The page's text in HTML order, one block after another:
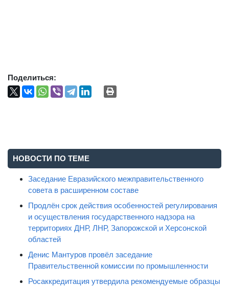
Поделиться:
НОВОСТИ ПО ТЕМЕ
Заседание Евразийского межправительственного
совета в расширенном составе
Продлён срок действия особенностей регулирования
и осуществления государственного надзора на
территориях ДНР, ЛНР, Запорожской и Херсонской
областей
Денис Мантуров провёл заседание
Правительственной комиссии по промышленности
Росаккредитация утвердила рекомендуемые образцы